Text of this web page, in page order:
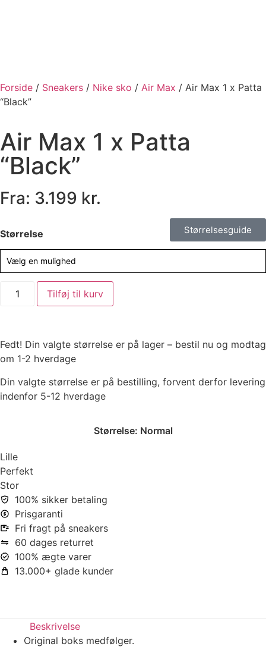
Forside / Sneakers / Nike sko / Air Max / Air Max 1 x Patta
“Black”
Air Max 1 x Patta
“Black”
Fra: 3.199 kr.
Størrelsesguide
Størrelse
Vælg en mulighed
Tilføj til kurv
Fedt! Din valgte størrelse er på lager – bestil nu og modtag
om 1-2 hverdage
Din valgte størrelse er på bestilling, forvent derfor levering
indenfor 5-12 hverdage
Størrelse: Normal
Lille
Perfekt
Stor
100% sikker betaling
Prisgaranti
Fri fragt på sneakers
60 dages returret
100% ægte varer
13.000+ glade kunder
Beskrivelse
Original boks medfølger.